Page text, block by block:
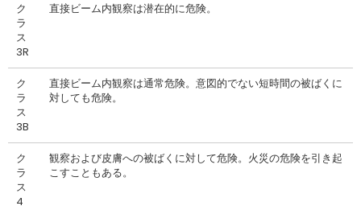
ク
ラ
ス
3R
直接ビーム内観察は潜在的に危険。
ク
ラ
ス
3B
直接ビーム内観察は通常危険。意図的でない短時間の被ばくに
対しても危険。
ク
ラ
ス
4
観察および皮膚への被ばくに対して危険。火災の危険を引き起
こすこともある。